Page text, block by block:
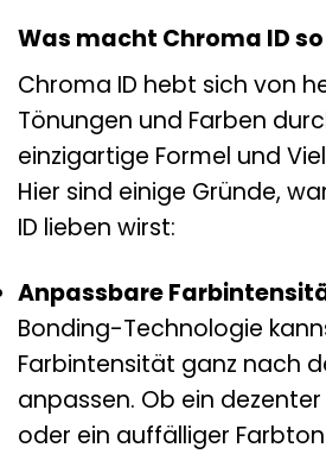
Was macht Chroma ID
Chroma ID hebt sich von
Tönungen und Farben
einzigartige Formel und
Hier sind einige Gründe,
ID lieben wirst:
Anpassbare
Bonding-Technologie
Farbintensität ganz nach
anpassen. Ob ein
oder ein auffälliger